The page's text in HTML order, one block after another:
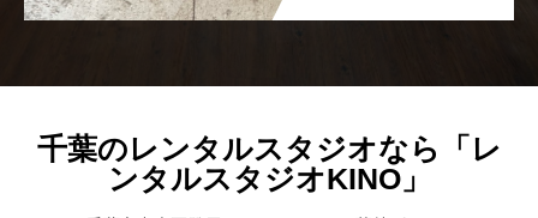
千葉のレンタルスタジオなら「レ
ンタルスタジオKINO」